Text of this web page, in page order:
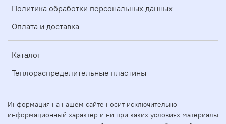
Политика обработки персональных данных
Оплата и доставка
Каталог
Теплораспределительные пластины
Информация на нашем сайте носит исключительно
информационный характер и ни при каких условиях материалы